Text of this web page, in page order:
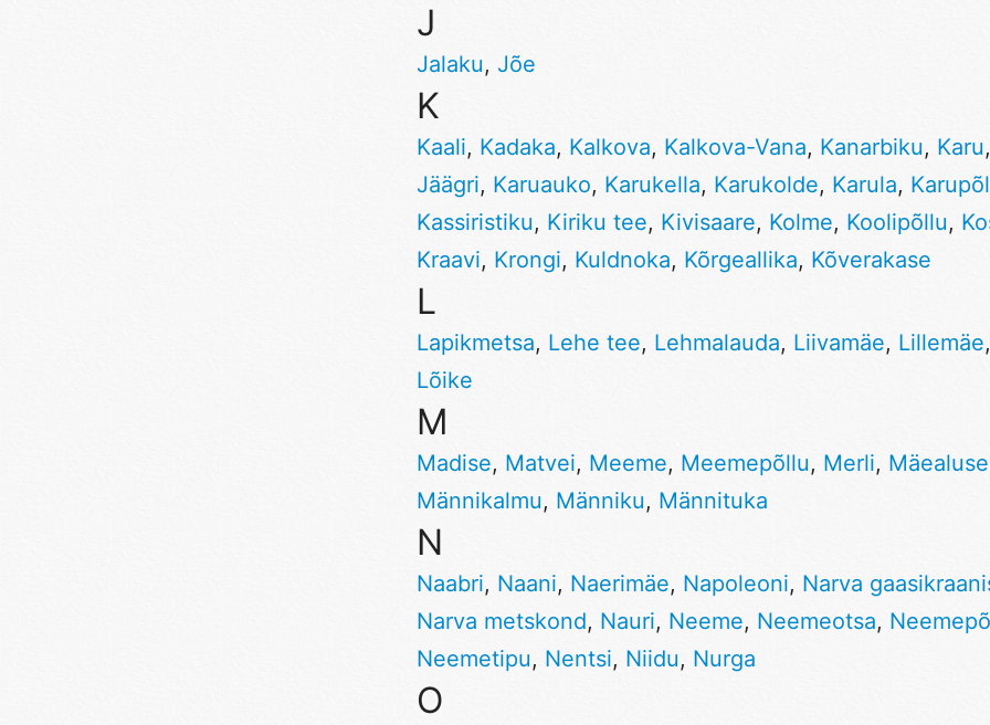
J
Jalaku, Jõe
K
Kaali, Kadaka, Kalkova, Kalkova-Vana, Kanarbiku, Karu
Jäägri, Karuauko, Karukella, Karukolde, Karula,
Kassiristiku, Kiriku tee, Kivisaare, Kolme, Koolipõllu,
Kraavi, Krongi, Kuldnoka, Kõrgeallika, Kõverakase
L
Lapikmetsa, Lehe tee, Lehmalauda, Liivamäe, Lillemäe
Lõike
M
Madise, Matvei, Meeme, Meemepõllu, Merli, Mäealuse
Männikalmu, Männiku, Männituka
N
Naabri, Naani, Naerimäe, Napoleoni, Narva
Narva metskond, Nauri, Neeme, Neemeotsa,
Neemetipu, Nentsi, Niidu, Nurga
O